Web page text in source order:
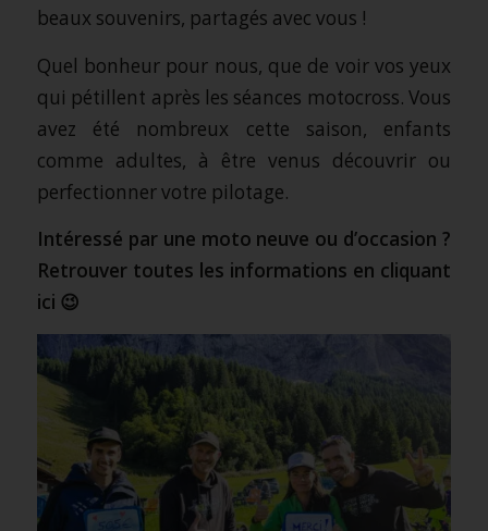
beaux souvenirs, partagés avec vous !
Quel bonheur pour nous, que de voir vos yeux
qui pétillent après les séances motocross. Vous
avez été nombreux cette saison, enfants
comme adultes, à être venus découvrir ou
perfectionner votre pilotage.
Intéressé par une moto neuve ou d’occasion ?
Retrouver toutes les informations en cliquant
ici 😉